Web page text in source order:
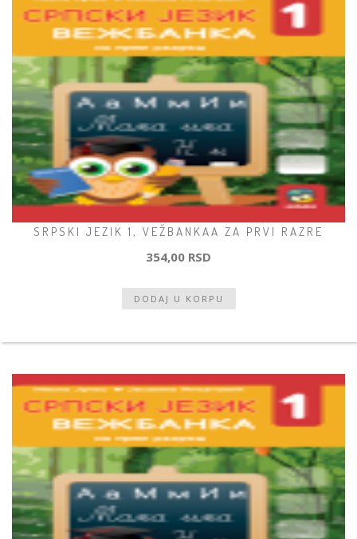
SRPSKI JEZIK 1, VEŽBANKAA ZA PRVI RAZRE
354,00 RSD